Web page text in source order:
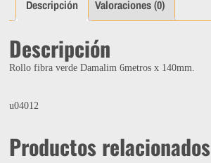
Descripción Valoraciones (0)
Descripción
Rollo fibra verde Damalim 6metros x 140mm.
u04012
Productos relacionados